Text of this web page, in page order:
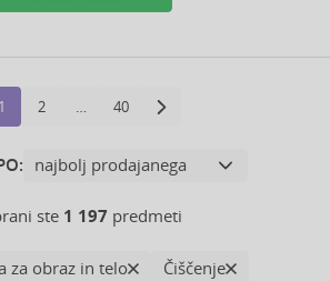
1 2 … 40
ste 1 197 predmeti
za obraz in telo
Čiščenje